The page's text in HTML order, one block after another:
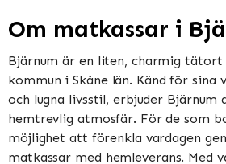
Om matkassar i
Bjärnum är en liten, charmig tätort
kommun i Skåne län. Känd för sina
och lugna livsstil, erbjuder Bjärnum
hemtrevlig atmosfär. För de som
möjlighet att förenkla vardagen
matkassar med hemleverans. Med